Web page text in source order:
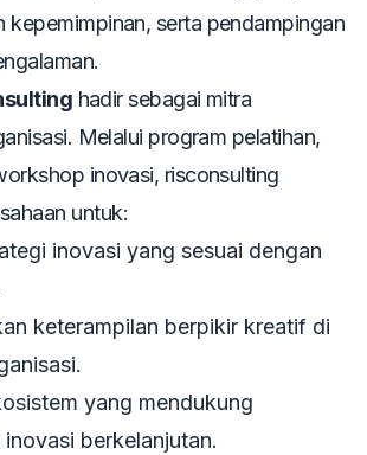
kepemimpinan, serta pendampingan
hadir sebagai mitra
Melalui program pelatihan,
inovasi, risconsulting
untuk:
inovasi yang sesuai dengan
keterampilan berpikir kreatif di
yang mendukung
berkelanjutan.